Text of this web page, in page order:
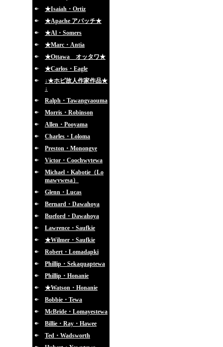
★Isaiah・Ortiz
★Apache アパッチ★
★Al・Somers
★Marc・Antia
★Ottawa オッタワ★
★Carlos・Eagle
↓★ホピ故人作家作品★
↓
Ralph・Tawangyaouma
Morris・Robinson
Allen・Pooyama
Charles・Loloma
Preston・Monongye
Victor・Coochwytewa
Michael・Kabotie（Lo
mawywesa）
Glenn・Lucas
Bernard・Dawahoya
Bueford・Dawahoya
Lawrence・Saufkie
★Wilmer・Saufkie
Robert・Lomadapki
Phillip・Sekaquaptewa
Phillip・Honanie
★Watson・Honanie
Bobbie・Tewa
McBride・Lomayestewa
Billie・Ray・Hawee
Ted・Wadsworth